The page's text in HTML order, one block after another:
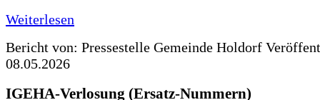
Weiterlesen
Bericht von: Pressestelle Gemeinde Holdorf
08.05.2026
IGEHA-Verlosung (Ersatz-Nummern)